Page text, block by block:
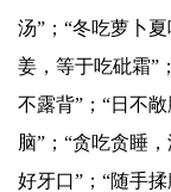
汤”；“冬吃萝卜
姜，等于吃砒霜”
不露背”；“日不
脑”；“贪吃贪睡
好牙口”；“随手